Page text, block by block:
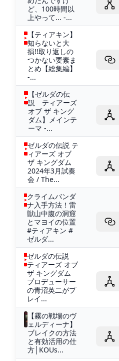
ど、100時間以
上やって... -...
【ティアキン】
知らないと大
損!!取り返しの
つかない要素ま
とめ【総集編】
-...
【ゼルダの伝
説 ティアーズ
オブ ザ キング
ダム】メインテ
ーマ -...
ゼルダの伝説 テ
ィアーズ オブ
ザ キングダム
2024年3月試奏
会 / The...
クライムバンダ
ナ入手方法！雷
獣山中腹の洞窟
とマヨイの位置
#ティアキン #
ゼルダ...
ゼルダの伝説
ティアーズ オブ
ザ キングダム
プロデューサー
の青沼英二がプ
レイ...
【霧の戦場のヴ
ェルディーナ】
ブレイクの方法
と有効活用の仕
方│KOUs...